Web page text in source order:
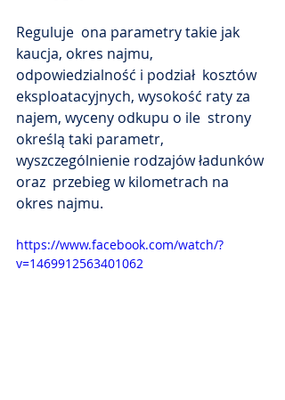
Reguluje  ona parametry takie jak
kaucja, okres najmu,
odpowiedzialność i podział  kosztów
eksploatacyjnych, wysokość raty za
najem, wyceny odkupu o ile  strony
określą taki parametr,
wyszczególnienie rodzajów ładunków
oraz  przebieg w kilometrach na
okres najmu.
https://www.facebook.com/watch/?
v=1469912563401062